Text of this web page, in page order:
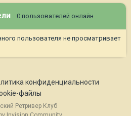
0 пользователей онлайн
пользователя не просматривает
конфиденциальности
файлы
Ретривер Клуб